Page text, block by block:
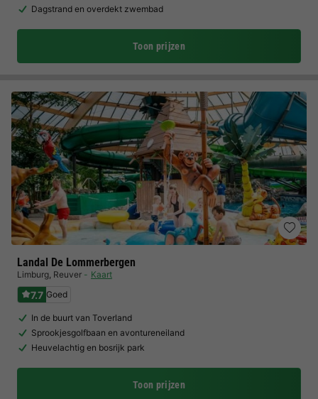
Dagstrand en overdekt zwembad
Toon prijzen
Landal De Lommerbergen
Limburg, Reuver Kaart
7.7 Goed
In de buurt van Toverland
Sprookjesgolfbaan en avontureneiland
Heuvelachtig en bosrijk park
Toon prijzen